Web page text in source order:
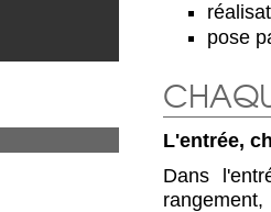
pose
L'entrée,
Dans